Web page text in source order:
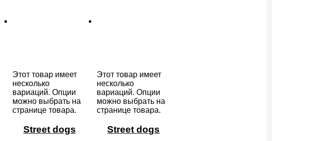
Этот товар имеет
несколько
вариаций. Опции
можно выбрать на
странице товара.
Street dogs
Этот товар имеет
несколько
вариаций. Опции
можно выбрать на
странице товара.
Street dogs